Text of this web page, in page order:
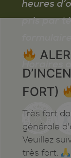
heures
pris par
Horaires
FORT)
Très fort
générale
Veuillez
très fort.